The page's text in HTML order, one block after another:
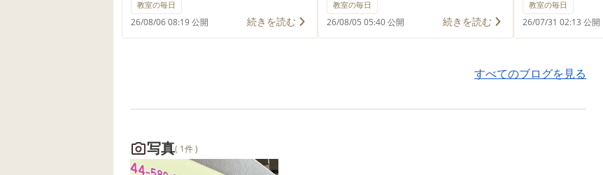
は、糸電話を作りました。 お友達
と糸を繋げて、順番にお話♪ 普段
自分がお話することが好きで、相
教室の毎日
26/08/06 08:19 公開 続きを読む
サーキットプログラムでした。 足
跡に合わせて けんけんぱ！ 足ツボ
マットに、トランポリン ♪ 棒を使
て下をくぐって …😚✨ 穴の開いた
りと難易度も上げて楽しみました
教室の毎日
26/08/05 05:40 公開 続きを読む
では、あじさ
💙 みんな 花紙
ので一度説明す
かえるにあじさ
教室の毎日
26/07/31 02:13 公開
すべてのブログを見る
写真( 1件 )